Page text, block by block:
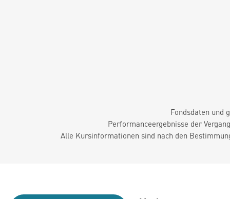
Fondsdaten und
Performanceergebnisse der
Alle Kursinformationen sind nach den